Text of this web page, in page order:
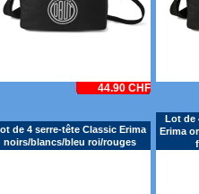
44.90 CHF
de 4 serre-tête Classic Erima
noirs/blancs/bleu roi/rouges
Lot de
Erima